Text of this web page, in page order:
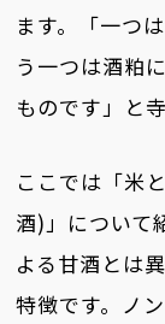
ます。「一つ
う一つは酒粕
ものです」と
ここでは「米
酒)」について
よる甘酒とは
特徴です。ノ